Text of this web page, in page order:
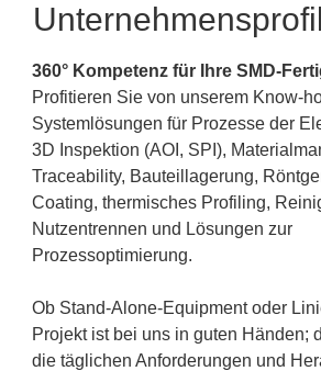
Unternehmensprofil
360° Kompetenz für Ihre SMD-
Profitieren Sie von unserem Know-
Systemlösungen für Prozesse der
3D Inspektion (AOI, SPI),
Traceability, Bauteillagerung,
Coating, thermisches Profiling,
Nutzentrennen und Lösungen zur
Prozessoptimierung.
Ob Stand-Alone-Equipment oder
Projekt ist bei uns in guten Händen;
die täglichen Anforderungen und